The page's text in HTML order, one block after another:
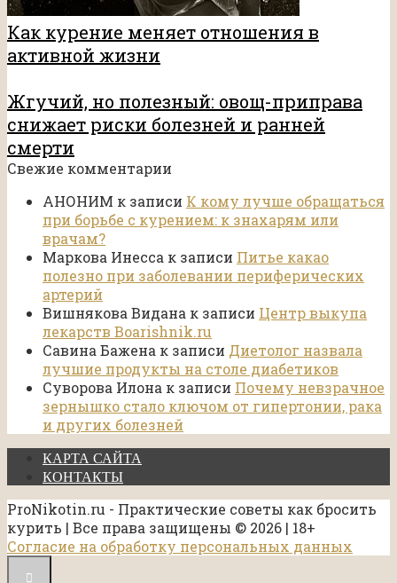
Как курение меняет отношения в
активной жизни
Жгучий, но полезный: овощ-приправа
снижает риски болезней и ранней
смерти
Свежие комментарии
АНОНИМ к записи К кому лучше обращаться
при борьбе с курением: к знахарям или
врачам?
Маркова Инесса к записи Питье какао
полезно при заболевании периферических
артерий
Вишнякова Видана к записи Центр выкупа
лекарств Boarishnik.ru
Савина Бажена к записи Диетолог назвала
лучшие продукты на столе диабетиков
Суворова Илона к записи Почему невзрачное
зернышко стало ключом от гипертонии, рака
и других болезней
КАРТА САЙТА
КОНТАКТЫ
ProNikotin.ru - Практические советы как бросить
курить | Все права защищены © 2026 | 18+
Согласие на обработку персональных данных